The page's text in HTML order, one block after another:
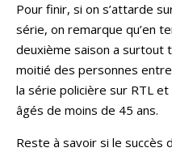
Pour finir, si on s’attarde
série, on remarque qu’en
deuxième saison a surtout
moitié des personnes
la série policière sur RTL
âgés de moins de 45 ans.
Reste à savoir si le succès